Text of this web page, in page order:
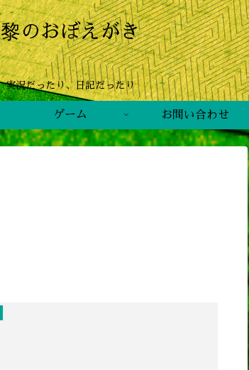
黎のおぼえがき
実況だったり、日記だったり
ゲーム お問い合わせ